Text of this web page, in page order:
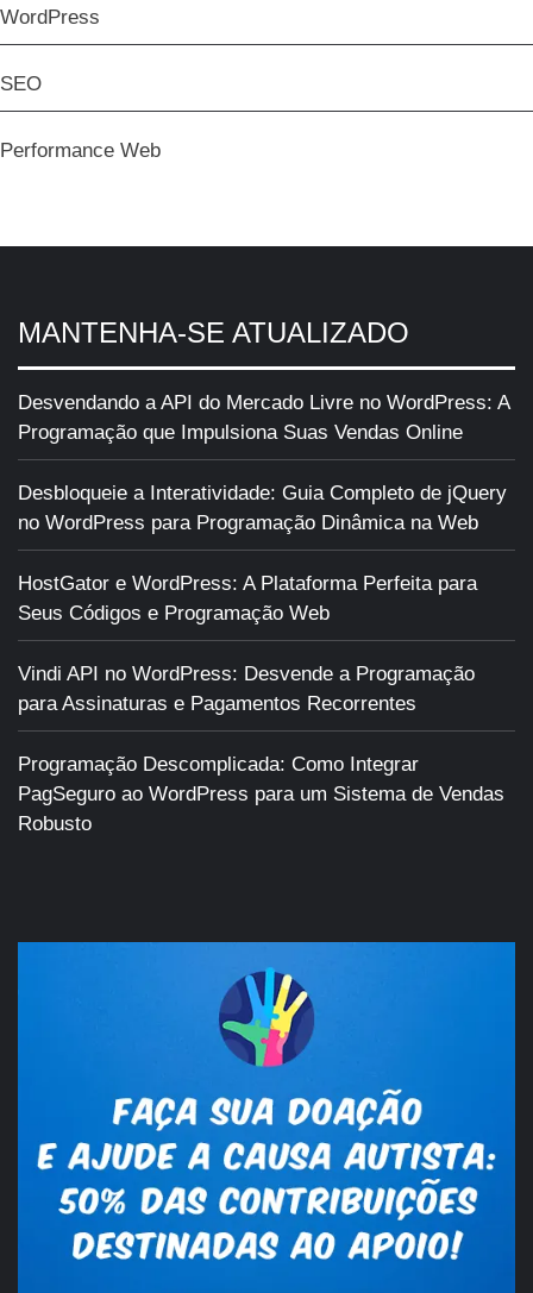
WordPress
SEO
Performance Web
MANTENHA-SE ATUALIZADO
Desvendando a API do Mercado Livre no WordPress: A
Programação que Impulsiona Suas Vendas Online
Desbloqueie a Interatividade: Guia Completo de jQuery
no WordPress para Programação Dinâmica na Web
HostGator e WordPress: A Plataforma Perfeita para
Seus Códigos e Programação Web
Vindi API no WordPress: Desvende a Programação
para Assinaturas e Pagamentos Recorrentes
Programação Descomplicada: Como Integrar
PagSeguro ao WordPress para um Sistema de Vendas
Robusto